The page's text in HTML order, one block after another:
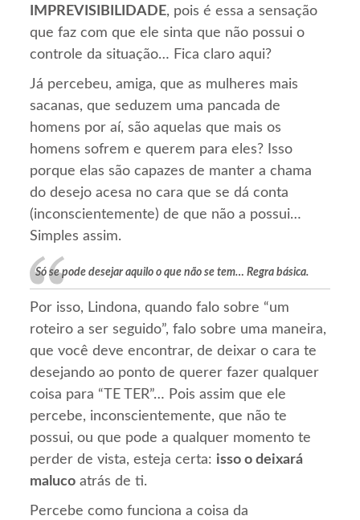
IMPREVISIBILIDADE, pois é essa a sensação
que faz com que ele sinta que não possui o
controle da situação… Fica claro aqui?
Já percebeu, amiga, que as mulheres mais
sacanas, que seduzem uma pancada de
homens por aí, são aquelas que mais os
homens sofrem e querem para eles? Isso
porque elas são capazes de manter a chama
do desejo acesa no cara que se dá conta
(inconscientemente) de que não a possui…
Simples assim.
Só se pode desejar aquilo o que não se tem… Regra básica.
Por isso, Lindona, quando falo sobre “um
roteiro a ser seguido”, falo sobre uma maneira,
que você deve encontrar, de deixar o cara te
desejando ao ponto de querer fazer qualquer
coisa para “TE TER”… Pois assim que ele
percebe, inconscientemente, que não te
possui, ou que pode a qualquer momento te
perder de vista, esteja certa: isso o deixará
maluco atrás de ti.
Percebe como funciona a coisa da